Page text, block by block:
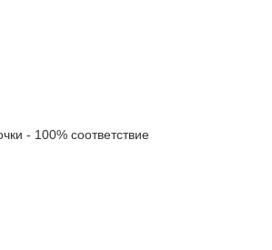
- 100% соответствие